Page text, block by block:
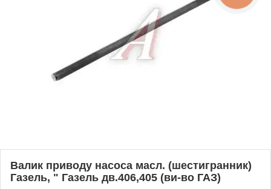
Валик приводу насоса масл. (шестигранник)
Газель, " Газель дв.406,405 (ви-во ГАЗ)